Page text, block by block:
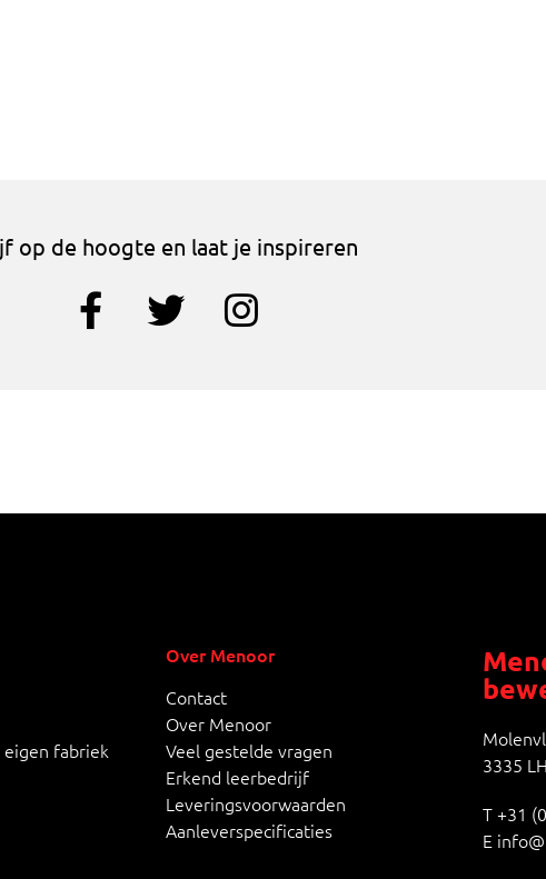
op de hoogte en laat je inspireren
fabriek
Over Menoor
Contact
Over Menoor
Veel gestelde vragen
Erkend leerbedrijf
Leveringsvoorwaarden
Aanleverspecificaties
3335
T+31
E